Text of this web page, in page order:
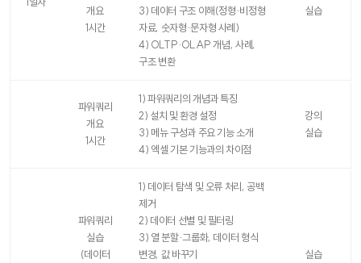
개요
1시간
3) 데이터 구조 이해(정형·비정형
자료, 숫자형·문자형 사례)
4) OLTP·OLAP 개념, 사례,
구조 변환
실습
파워쿼리
개요
1시간
1) 파워쿼리의 개념과 특징
2) 설치 및 환경 설정
3) 메뉴 구성과 주요 기능 소개
4) 엑셀 기본 기능과의 차이점
강의
실습
파워쿼리
실습
(데이터
1) 데이터 탐색 및 오류 처리, 공백
제거
2) 데이터 선별 및 필터링
3) 열 분할·그룹화, 데이터 형식
변경, 값 바꾸기
실습